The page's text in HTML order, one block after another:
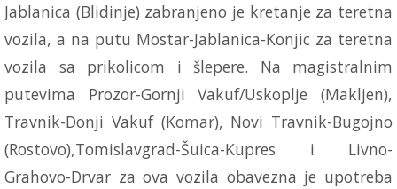
Jablanica (Blidinje) zabranjeno je kretanje za teretna
vozila, a na putu Mostar-Jablanica-Konjic za teretna
vozila sa prikolicom i šlepere. Na magistralnim
putevima Prozor-Gornji Vakuf/Uskoplje (Makljen),
Travnik-Donji Vakuf (Komar), Novi Travnik-Bugojno
(Rostovo),Tomislavgrad-Šuica-Kupres i Livno-
Grahovo-Drvar za ova vozila obavezna je upotreba